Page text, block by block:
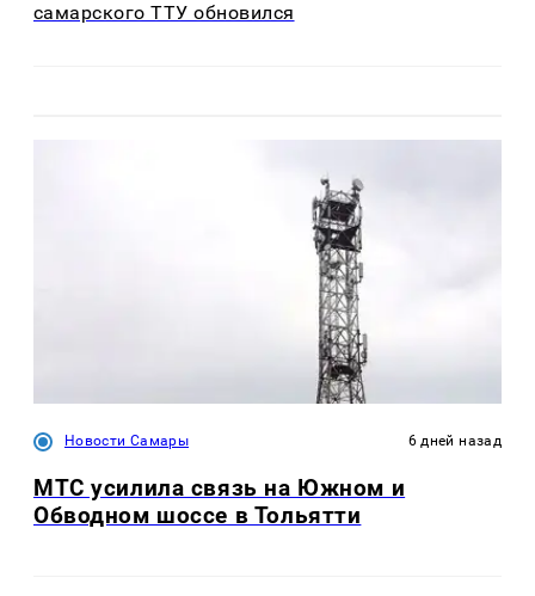
самарского ТТУ обновился
Новости Самары 6 дней назад
МТС усилила связь на Южном и
Обводном шоссе в Тольятти